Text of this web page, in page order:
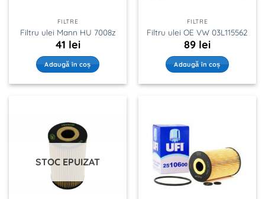
FILTRE
Filtru ulei Mann HU 7008z
41 lei
Adaugă în coș
FILTRE
Filtru ulei OE VW 03L115562
89 lei
Adaugă în coș
STOC EPUIZAT